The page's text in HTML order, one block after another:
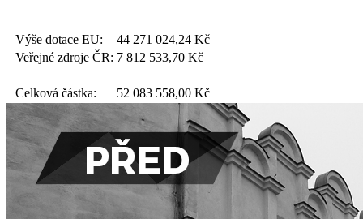
Výše dotace EU: 44 271 024,24 Kč
Veřejné zdroje ČR: 7 812 533,70 Kč
Celková částka: 52 083 558,00 Kč